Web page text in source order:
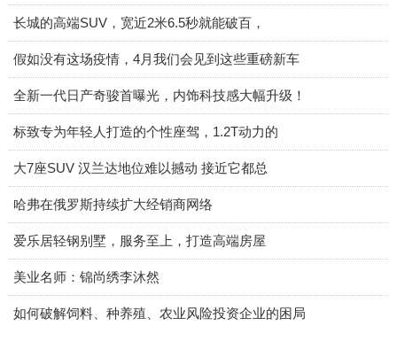
长城的高端SUV，宽近2米6.5秒就能破百，
假如没有这场疫情，4月我们会见到这些重磅新车
全新一代日产奇骏首曝光，内饰科技感大幅升级！
标致专为年轻人打造的个性座驾，1.2T动力的
大7座SUV 汉兰达地位难以撼动 接近它都总
哈弗在俄罗斯持续扩大经销商网络
爱乐居轻钢别墅，服务至上，打造高端房屋
美业名师：锦尚绣李沐然
如何破解饲料、种养殖、农业风险投资企业的困局